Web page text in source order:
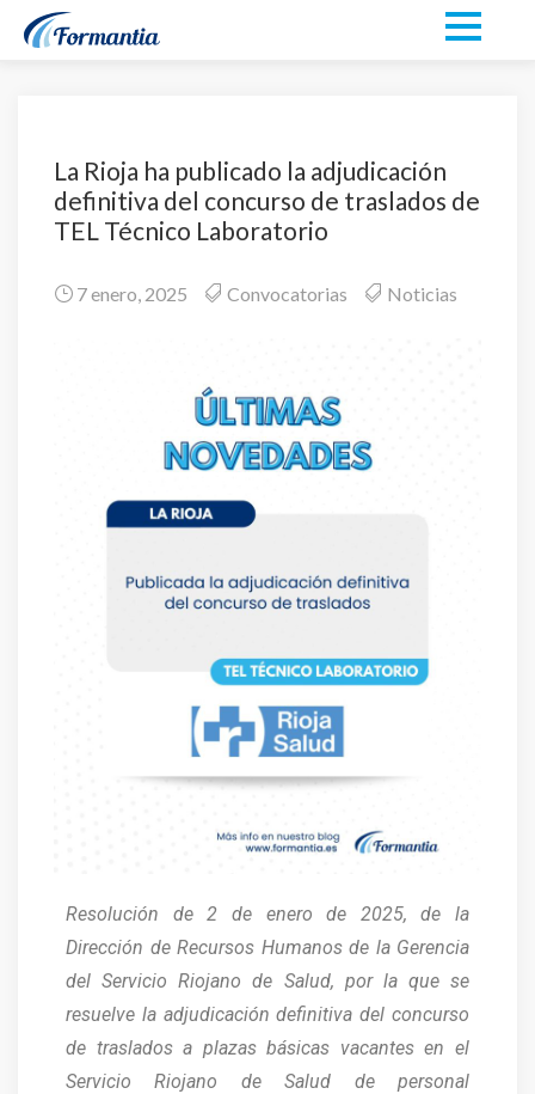
La Rioja ha publicado la adjudicación
definitiva del concurso de traslados de
TEL Técnico Laboratorio
7 enero, 2025 Convocatorias Noticias
Resolución de 2 de enero de 2025, de la
Dirección de Recursos Humanos de la Gerencia
del Servicio Riojano de Salud, por la que se
resuelve la adjudicación definitiva del concurso
de traslados a plazas básicas vacantes en el
Servicio Riojano de Salud de personal